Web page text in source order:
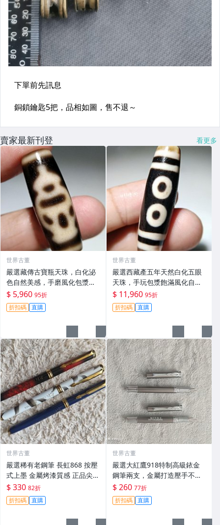
賣家最新刊登 看更多
世界古董
嚴選藏傳古寶瓶天珠，白化泌
色自然美感，手磨風化包漿飽
滿，典藏級天珠推薦 天珠 發珠
滾料
$ 5,960 95折
折扣碼 直購
世界古董
嚴選西藏產五年天然白化五眼
天珠，手玩包漿飽滿風化自
然，尺寸14mm推薦收藏 五眼
天珠 白化天珠 包漿天珠
$ 11,960 95折
折扣碼 直購
世界古董
嚴選稀有老鋼筆 長虹868 按壓
式上墨 金屬烤漆質感 正品尖頭
紅白藍三色 兩側配重設計 長虹
868 上墨鋼筆 老字樣 雙手握感
$ 330 82折
折扣碼 直購
世界古董
嚴選大紅鷹918特制高級銥金
鋼筆兩支，金屬打造壓手不
累，細膩鋒毫順滑書寫。收藏
佳品！ 大紅鷹 918 鏡面 鋰
$ 260 77折
折扣碼 直購